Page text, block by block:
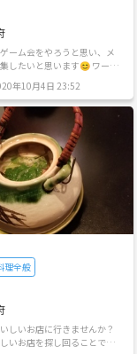
ーム会をやろうと思い、メ
たいと思います😊 ワード
ていければと思い企画しま
心者の方、他の会であまり
方などを募集したいと思い
ゲームをしても構いませ
費:1000円 （ワ
付） ・注意事項 ナン
は禁止です🙅‍♂️ 社会人として
は守ってください🙇‍♂️ ・参
は 年齢、性別、ニックネー
ムを経験した事があるかor
上ご連絡下さい✨ 途中参
OKですので多くのご応募、
しております😆
年10月4日 23:52
理全般
しいお店に行きませんか？
いお店を探し回ることで